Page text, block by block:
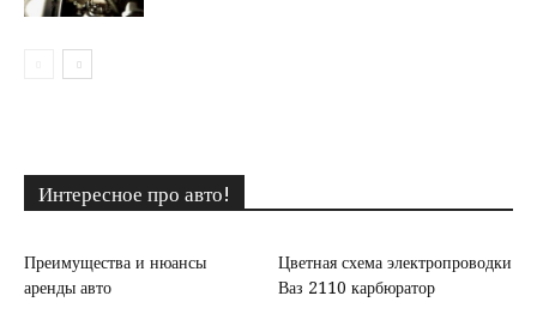
Интересное про авто!
Преимущества и нюансы
аренды авто
Цветная схема электропроводки
Ваз 2110 карбюратор